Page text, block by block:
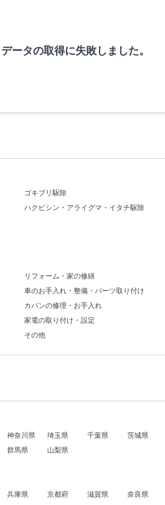
データの取得に失敗しました。
ゴキブリ駆除
ハクビシン・アライグマ・イタチ駆除
リフォーム・家の修繕
車のお手入れ・整備・パーツ取り付け
カバンの修理・お手入れ
家電の取り付け・設定
その他
神奈川県 埼玉県 千葉県
茨城県
群馬県 山梨県
兵庫県 京都府 滋賀県
奈良県